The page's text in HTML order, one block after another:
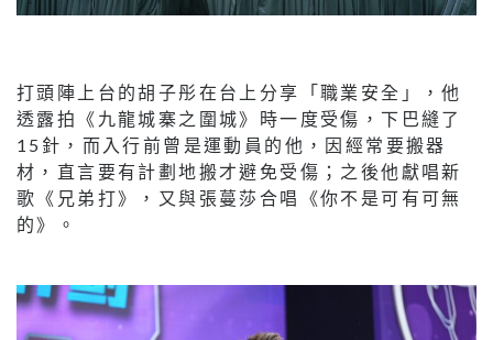
打頭陣上台的胡子彤在台上分享「職業安全」，他
透露拍《九龍城寨之圍城》時一度受傷，下巴縫了
15針，而入行前曾是運動員的他，因經常要搬器
材，直言要有計劃地搬才避免受傷；之後他獻唱新
歌《兄弟打》，又與張蔓莎合唱《你不是可有可無
的》。